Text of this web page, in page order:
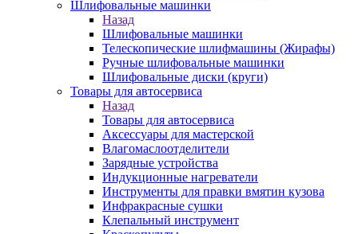
Шлифовальные машинки
Назад
Шлифовальные машинки
Телескопические шлифмашины (Жирафы)
Ручные шлифовальные машинки
Шлифовальные диски (круги)
Товары для автосервиса
Назад
Товары для автосервиса
Аксессуары для мастерской
Влагомаслоотделители
Зарядные устройства
Индукционные нагреватели
Инструменты для правки вмятин кузова
Инфракрасные сушки
Клепальный инструмент